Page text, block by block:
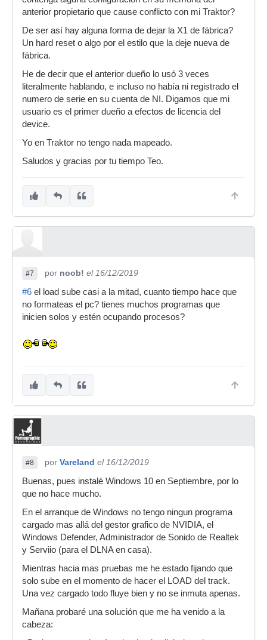
anterior propietario que cause conflicto con mi Traktor?
De ser así hay alguna forma de dejar la X1 de fábrica?
Un hard reset o algo por el estilo que la deje nueva de
fábrica.
He de decir que el anterior dueño lo usó 3 veces
literalmente hablando, e incluso no había ni registrado el
numero de serie en su cuenta de NI. Digamos que mi
usuario es el primer dueño a efectos de licencia del
device.
Yo en Traktor no tengo nada mapeado.
Saludos y gracias por tu tiempo Teo.
#7 por noob! el 16/12/2019
#6 el load sube casi a la mitad, cuanto tiempo hace que
no formateas el pc? tienes muchos programas que
inicien solos y estén ocupando procesos?
#8 por Vareland el 16/12/2019
Buenas, pues instalé Windows 10 en Septiembre, por lo
que no hace mucho.
En el arranque de Windows no tengo ningun programa
cargado mas allá del gestor grafico de NVIDIA, el
Windows Defender, Administrador de Sonido de Realtek
y Serviio (para el DLNA en casa).
Mientras hacia mas pruebas me he estado fijando que
solo sube en el momento de hacer el LOAD del track.
Una vez cargado todo fluye bien y no se inmuta apenas.
Mañana probaré una solución que me ha venido a la
cabeza: